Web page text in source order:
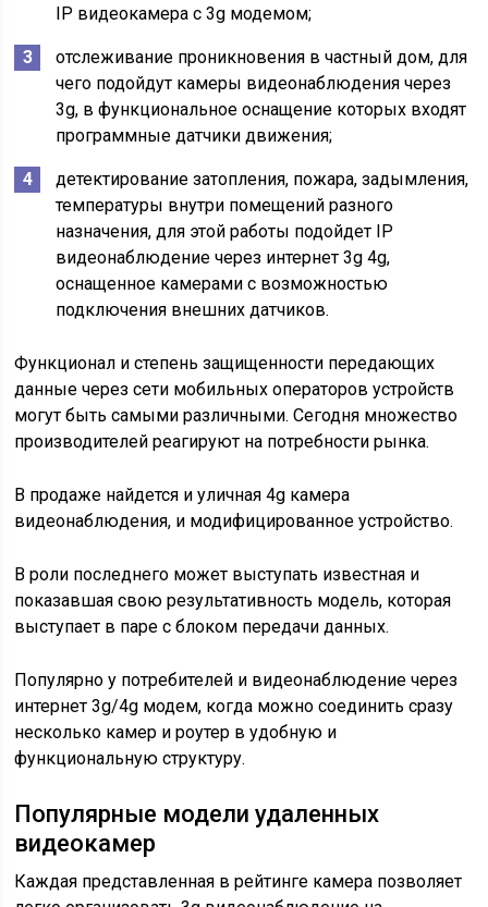
IP видеокамера с 3g модемом;
отслеживание проникновения в частный дом, для
чего подойдут камеры видеонаблюдения через
3g, в функциональное оснащение которых входят
программные датчики движения;
детектирование затопления, пожара, задымления,
температуры внутри помещений разного
назначения, для этой работы подойдет IP
видеонаблюдение через интернет 3g 4g,
оснащенное камерами с возможностью
подключения внешних датчиков.
Функционал и степень защищенности передающих
данные через сети мобильных операторов устройств
могут быть самыми различными. Сегодня множество
производителей реагируют на потребности рынка.
В продаже найдется и уличная 4g камера
видеонаблюдения, и модифицированное устройство.
В роли последнего может выступать известная и
показавшая свою результативность модель, которая
выступает в паре с блоком передачи данных.
Популярно у потребителей и видеонаблюдение через
интернет 3g/4g модем, когда можно соединить сразу
несколько камер и роутер в удобную и
функциональную структуру.
Популярные модели удаленных
видеокамер
Каждая представленная в рейтинге камера позволяет